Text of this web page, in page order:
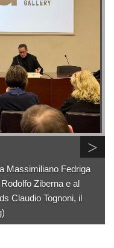
>
Massimiliano Fedriga
Ziberna e al
Claudio Tognoni, il